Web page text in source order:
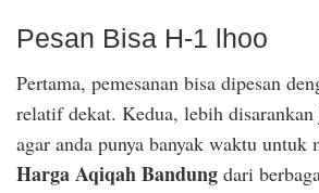
Pesan Bisa H-1 lhoo
Pertama, pemesanan bisa dipesan
relatif dekat. Kedua, lebih
agar anda punya banyak waktu untuk
Harga Aqiqah Bandung dari